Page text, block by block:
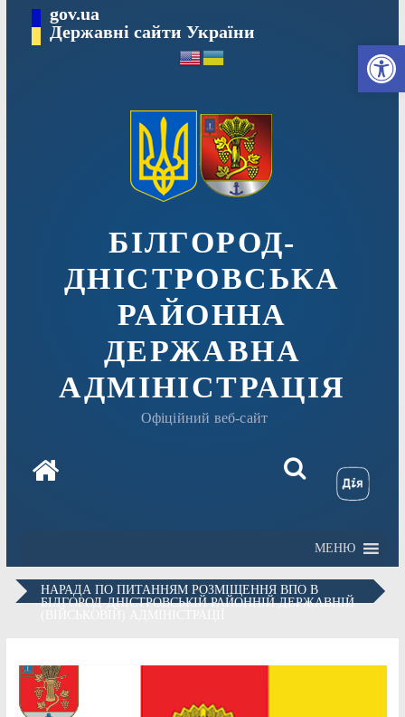
вмісту
gov.ua
Державні сайти України
БІЛГОРОД-
ДНІСТРОВСЬКА
РАЙОННА
ДЕРЖАВНА
АДМІНІСТРАЦІЯ
Офіційний веб-сайт
МЕНЮ
НАРАДА ПО ПИТАННЯМ РОЗМІЩЕННЯ ВПО В
БІЛГОРОД-ДНІСТРОВСЬКІЙ РАЙОННІЙ ДЕРЖАВНІЙ